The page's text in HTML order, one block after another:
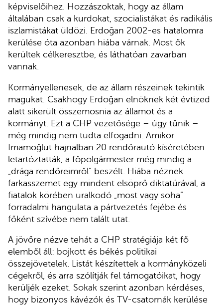
képviselőihez. Hozzászoktak, hogy az állam
általában csak a kurdokat, szocialistákat és radikális
iszlamistákat üldözi. Erdoğan 2002-es hatalomra
kerülése óta azonban hiába várnak. Most ők
kerültek célkeresztbe, és láthatóan zavarban
vannak.
Kormányellenesek, de az állam részeinek tekintik
magukat. Csakhogy Erdoğan elnöknek két évtized
alatt sikerült összemosnia az államot és a
kormányt. Ezt a CHP vezetősége – úgy tűnik –
még mindig nem tudta elfogadni. Amikor
Imamoğlut hajnalban 20 rendőrautó kíséretében
letartóztatták, a főpolgármester még mindig a
„drága rendőreimről” beszélt. Hiába néznek
farkasszemet egy mindent elsöprő diktatúrával, a
fiatalok körében uralkodó „most vagy soha”
forradalmi hangulata a pártvezetés fejébe és
főként szívébe nem talált utat.
A jövőre nézve tehát a CHP stratégiája két fő
elemből áll: bojkott és békés politikai
összejövetelek. Listát készítettek a kormányközeli
cégekről, és arra szólítják fel támogatóikat, hogy
kerüljék ezeket. Sokak szerint azonban kérdéses,
hogy bizonyos kávézók és TV-csatornák kerülése